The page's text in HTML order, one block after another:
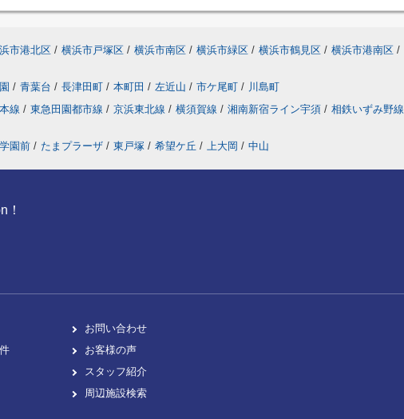
市港北区 / 横浜市戸塚区 / 横浜市南区 / 横浜市緑区 / 横浜市鶴見区 / 横浜市港南区 /
/ 青葉台 / 長津田町 / 本町田 / 左近山 / 市ケ尾町 / 川島町
線 / 東急田園都市線 / 京浜東北線 / 横須賀線 / 湘南新宿ライン宇須 / 相鉄いずみ野線
園前 / たまプラーザ / 東戸塚 / 希望ケ丘 / 上大岡 / 中山
！
お問い合わせ
お客様の声
スタッフ紹介
周辺施設検索